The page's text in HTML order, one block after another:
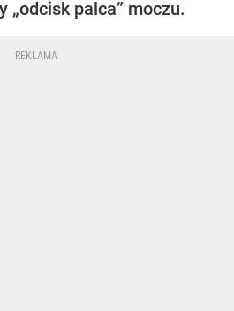
„odcisk palca” moczu.